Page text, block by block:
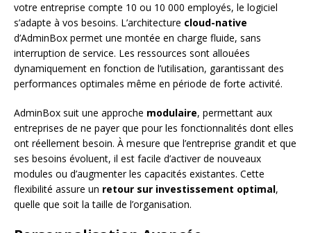
votre entreprise compte 10 ou 10 000 employés, le logiciel
s’adapte à vos besoins. L’architecture cloud-native
d’AdminBox permet une montée en charge fluide, sans
interruption de service. Les ressources sont allouées
dynamiquement en fonction de l’utilisation, garantissant des
performances optimales même en période de forte activité.
AdminBox suit une approche modulaire, permettant aux
entreprises de ne payer que pour les fonctionnalités dont elles
ont réellement besoin. À mesure que l’entreprise grandit et que
ses besoins évoluent, il est facile d’activer de nouveaux
modules ou d’augmenter les capacités existantes. Cette
flexibilité assure un retour sur investissement optimal,
quelle que soit la taille de l’organisation.